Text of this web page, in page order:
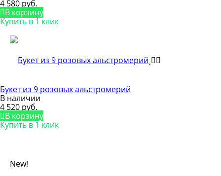
4 580 руб.
В корзину
Купить в 1 клик
Букет из 9 розовых альстромерий
В наличии
4 520 руб.
В корзину
Купить в 1 клик
New!